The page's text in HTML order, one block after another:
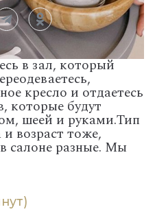
в зал, который
кресло и отдаетесь
которые будут
шеей и руками.Тип
возраст тоже,
салоне разные. Мы